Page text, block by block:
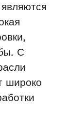
С
широко